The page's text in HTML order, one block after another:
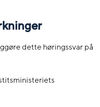
dette høringssvar på